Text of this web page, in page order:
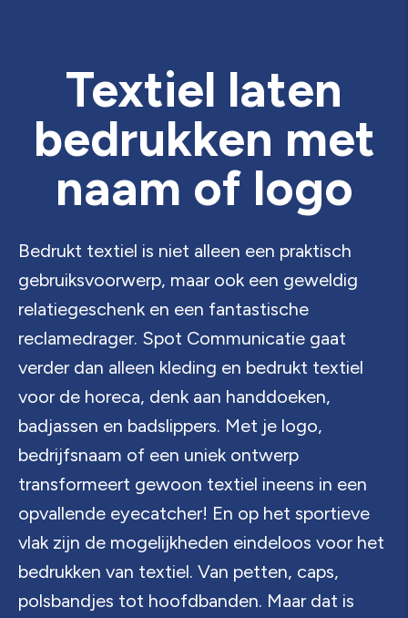
Textiel laten
bedrukken met
naam of logo
Bedrukt textiel is niet alleen een praktisch
gebruiksvoorwerp, maar ook een geweldig
relatiegeschenk en een fantastische
reclamedrager. Spot Communicatie gaat
verder dan alleen kleding en bedrukt textiel
voor de horeca, denk aan handdoeken,
badjassen en badslippers. Met je logo,
bedrijfsnaam of een uniek ontwerp
transformeert gewoon textiel ineens in een
opvallende eyecatcher! En op het sportieve
vlak zijn de mogelijkheden eindeloos voor het
bedrukken van textiel. Van petten, caps,
polsbandjes tot hoofdbanden. Maar dat is